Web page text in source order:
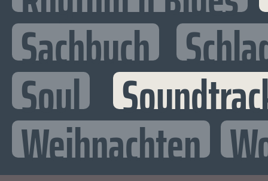
Sachbuch
Soul
Weihnachten